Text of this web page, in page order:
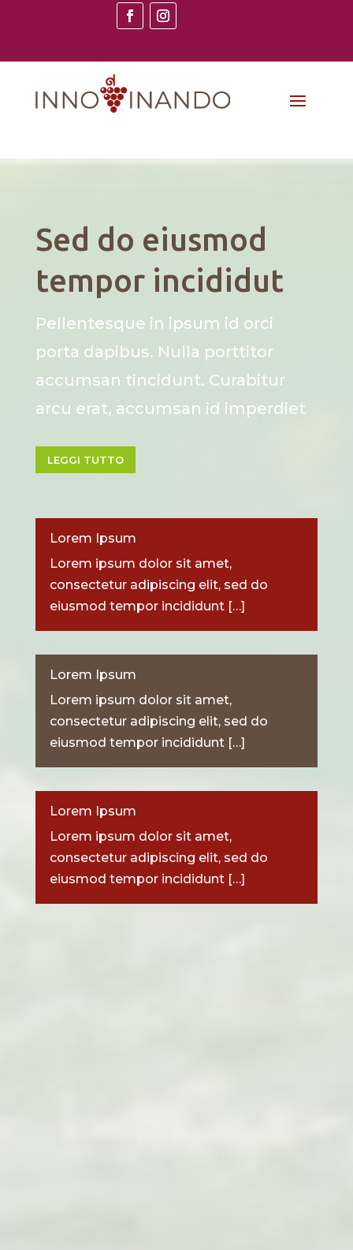
Sed do eiusmod
tempor incididut
Pellentesque in ipsum id orci
porta dapibus. Nulla porttitor
accumsan tincidunt. Curabitur
arcu erat, accumsan id imperdiet
LEGGI TUTTO
Lorem Ipsum
Lorem ipsum dolor sit amet,
consectetur adipiscing elit, sed do
eiusmod tempor incididunt […]
Lorem Ipsum
Lorem ipsum dolor sit amet,
consectetur adipiscing elit, sed do
eiusmod tempor incididunt […]
Lorem Ipsum
Lorem ipsum dolor sit amet,
consectetur adipiscing elit, sed do
eiusmod tempor incididunt […]